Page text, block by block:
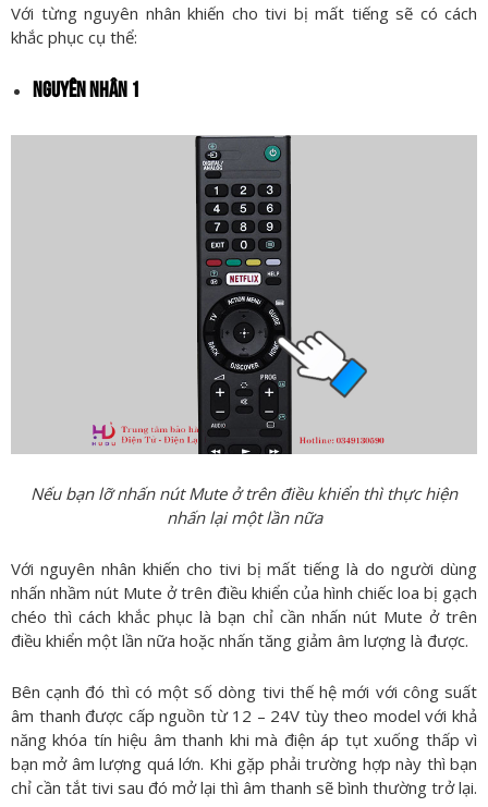
Với từng nguyên nhân khiến cho tivi bị mất tiếng sẽ có cách
khắc phục cụ thể:
NGUYÊN NHÂN 1
Nếu bạn lỡ nhấn nút Mute ở trên điều khiển thì thực hiện
nhấn lại một lần nữa
Với nguyên nhân khiến cho tivi bị mất tiếng là do người dùng
nhấn nhầm nút Mute ở trên điều khiển của hình chiếc loa bị gạch
chéo thì cách khắc phục là bạn chỉ cần nhấn nút Mute ở trên
điều khiển một lần nữa hoặc nhấn tăng giảm âm lượng là được.
Bên cạnh đó thì có một số dòng tivi thế hệ mới với công suất
âm thanh được cấp nguồn từ 12 – 24V tùy theo model với khả
năng khóa tín hiệu âm thanh khi mà điện áp tụt xuống thấp vì
bạn mở âm lượng quá lớn. Khi gặp phải trường hợp này thì bạn
chỉ cần tắt tivi sau đó mở lại thì âm thanh sẽ bình thường trở lại.